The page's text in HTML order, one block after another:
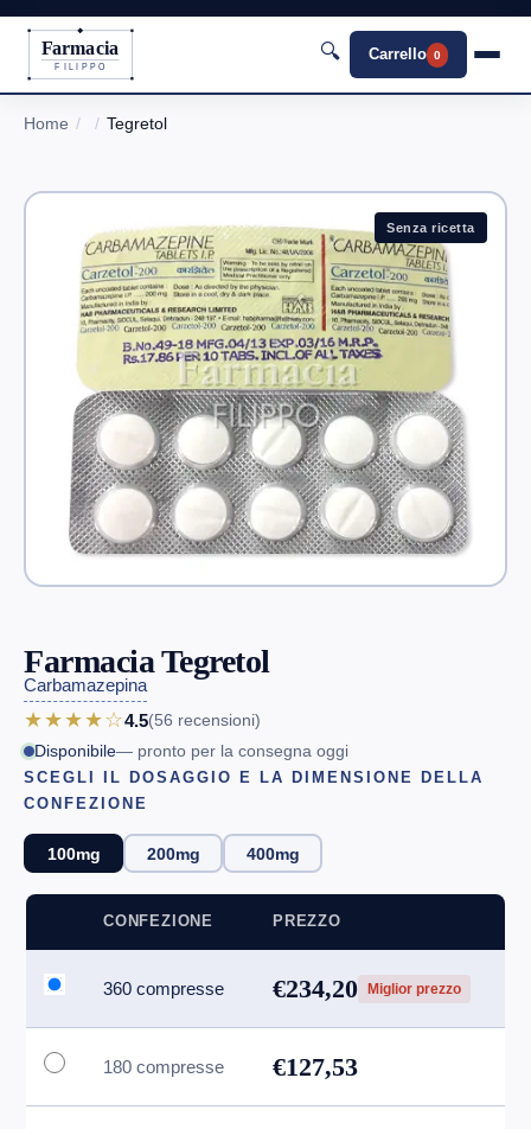
Farmacia
FILIPPO
🔍 Carrello 0
Home Tegretol
Senza ricetta
Farmacia Tegretol
Carbamazepina
★★★★☆4.5(56 recensioni)
Disponibile— pronto per la consegna oggi
SCEGLI IL DOSAGGIO E LA DIMENSIONE DELLA
CONFEZIONE
100mg 200mg 400mg
CONFEZIONE PREZZO
360 compresse €234,20 Miglior prezzo
180 compresse €127,53